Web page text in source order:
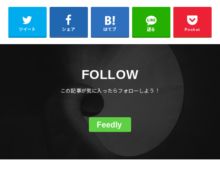
ツイート シェア はてブ 送る Pocket
FOLLOW
Feedly